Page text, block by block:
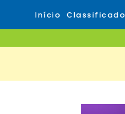
Início